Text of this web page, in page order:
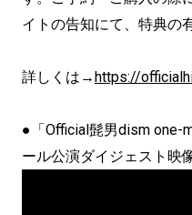
イトの告知にて、特典の
詳しくは→ https://
●「Official髭男dism one-
ール公演ダイジェスト映